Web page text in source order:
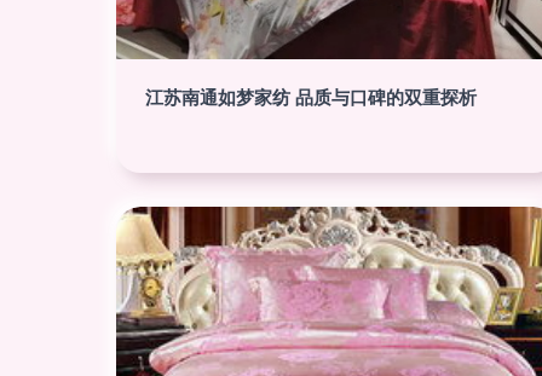
江苏南通如梦家纺 品质与口碑的双重探析